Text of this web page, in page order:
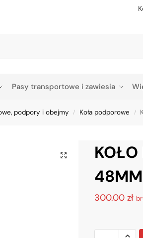
Pasy transportowe i zawiesia
podpory i obejmy / Koła podporowe /
KOŁO
300.00zł